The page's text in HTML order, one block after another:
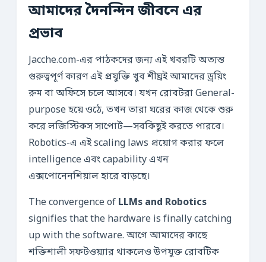
আমাদের দৈনন্দিন জীবনে এর
প্রভাব
Jacche.com-এর পাঠকদের জন্য এই খবরটি অত্যন্ত
গুরুত্বপূর্ণ কারণ এই প্রযুক্তি খুব শীঘ্রই আমাদের ড্রয়িং
রুম বা অফিসে চলে আসবে। যখন রোবটরা General-
purpose হয়ে ওঠে, তখন তারা ঘরের কাজ থেকে শুরু
করে লজিস্টিকস সাপোর্ট—সবকিছুই করতে পারবে।
Robotics-এ এই scaling laws প্রয়োগ করার ফলে
intelligence এবং capability এখন
এক্সপোনেনশিয়াল হারে বাড়ছে।
The convergence of LLMs and Robotics
signifies that the hardware is finally catching
up with the software. আগে আমাদের কাছে
শক্তিশালী সফটওয়্যার থাকলেও উপযুক্ত রোবটিক